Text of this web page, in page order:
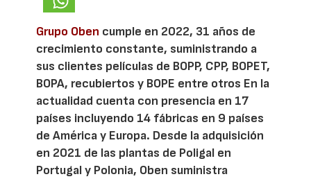
Grupo Oben cumple en 2022, 31 años de
crecimiento constante, suministrando a
sus clientes películas de BOPP, CPP, BOPET,
BOPA, recubiertos y BOPE entre otros En la
actualidad cuenta con presencia en 17
países incluyendo 14 fábricas en 9 países
de América y Europa. Desde la adquisición
en 2021 de las plantas de Poligal en
Portugal y Polonia, Oben suministra